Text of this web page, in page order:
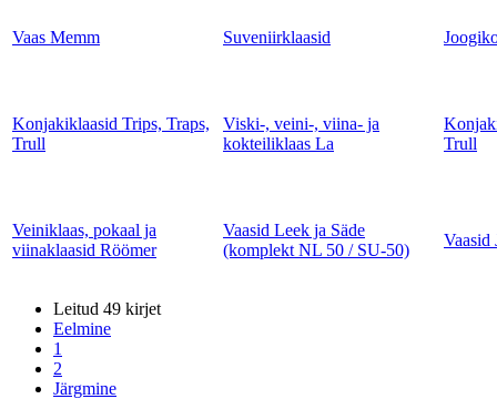
Vaas Memm Suveniirklaasid
Konjakiklaasid Trips, Traps,
Trull
Viski-, veini-, viina- ja
kokteiliklaas La
Trull
Veiniklaas, pokaal ja
viinaklaasid Röömer
Vaasid Leek ja Säde
(komplekt NL 50 / SU-50)
Vaasid
Leitud 49 kirjet
Eelmine
1
2
Järgmine